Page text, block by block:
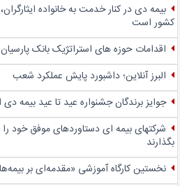
بیمه دی در کنار خدمت به خانواده
کشور است
اقدامات حوزه های استراتژیک بانک
البرز آنلاین؛ داشبورد پایش عملکرد شعب
جوایز برندگان جشنواره عید تا عید بیمه دی
شرکتهای بیمه ای دستاوردهای موفق خود را
بگذارند
نخستین کارگاه آموزشی «مقدمه‌ای بر